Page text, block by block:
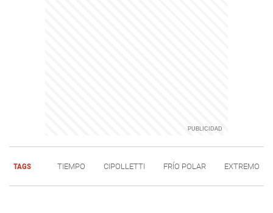
TAGS TIEMPO CIPOLLETTI FRÍO POLAR EXTREMO